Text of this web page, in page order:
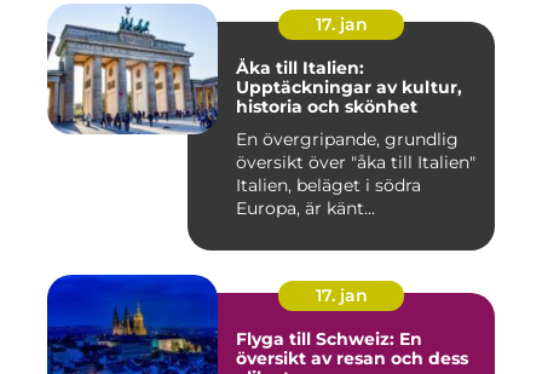
17. jan
Åka till Italien:
Upptäckningar av kultur,
historia och skönhet
En övergripande, grundlig
översikt över "åka till Italien"
Italien, beläget i södra
Europa, är känt...
17. jan
Flyga till Schweiz: En
översikt av resan och dess